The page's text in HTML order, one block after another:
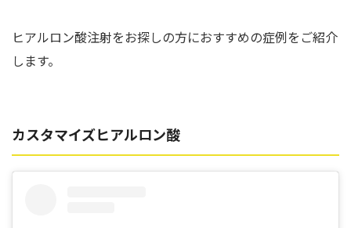
ヒアルロン酸注射をお探しの方におすすめの症例をご紹介
します。
カスタマイズヒアルロン酸